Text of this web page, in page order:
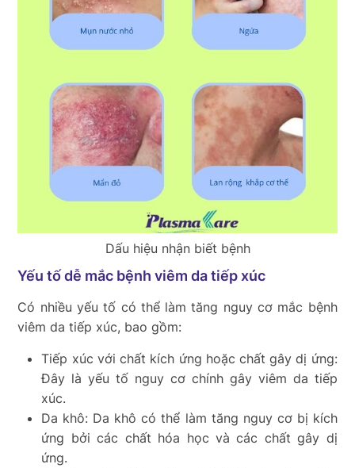
Dấu hiệu nhận biết bệnh
Yếu tố dễ mắc bệnh viêm da tiếp xúc
Có nhiều yếu tố có thể làm tăng nguy cơ mắc bệnh
viêm da tiếp xúc, bao gồm:
Tiếp xúc với chất kích ứng hoặc chất gây dị ứng:
Đây là yếu tố nguy cơ chính gây viêm da tiếp
xúc.
Da khô: Da khô có thể làm tăng nguy cơ bị kích
ứng bởi các chất hóa học và các chất gây dị
ứng.